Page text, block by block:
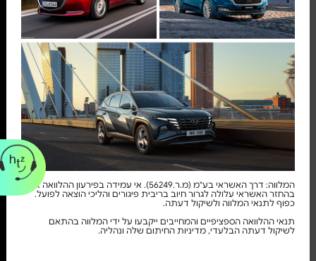
המלווה: דרך האשראי בע"מ (מ.ר.56249). אי עמידה בפירעון ההלוואה או
בהחזר האשראי עלולה לגרור חיוב בריבית פיגורים והליכי הוצאה לפועל.
כפוף לתנאי המלווה ולשיקול דעתה.
תנאי ההלוואה הספציפיים והמחייבים ייקבעו על ידי המלווה בהתאם
לשיקול דעתה הבלעדי, מדיניות החיתום שלה ונהליה.